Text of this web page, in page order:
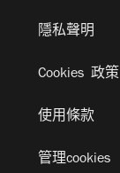
隱私聲明
Cookies 政策
使用條款
管理cookies